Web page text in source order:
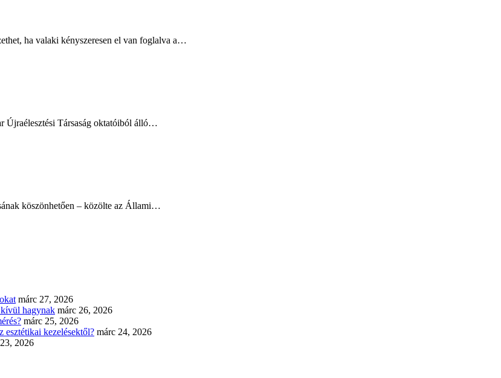
ha valaki kényszeresen el van foglalva a…
Újraélesztési Társaság oktatóiból álló…
köszönhetően – közölte az Állami…
márc 27, 2026
kívül hagynak márc 26, 2026
márc 25, 2026
esztétikai kezelésektől? márc 24, 2026
2026